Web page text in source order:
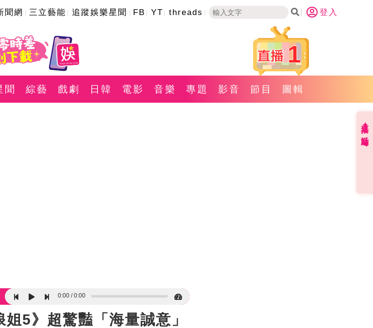
聞網 三立藝能 追蹤娛樂星聞 FB YT threads 登入
1
聞 綜藝 戲劇 日韓 電影 音樂 專題 影音 節目 圖輯
0:00 0:00
5》超驚豔「海量誠意」
直播✦活動